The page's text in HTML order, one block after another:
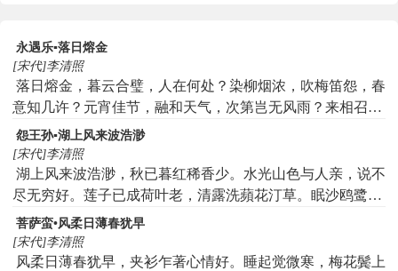
永遇乐▪落日熔金
[宋代]李清照
落日熔金，暮云合璧，人在何处？染柳烟浓，吹梅笛怨，春
意知几许？元宵佳节，融和天气，次第岂无风雨？来相召，
香车宝马，谢他酒朋诗侣。中州盛日，闺门多暇，记得偏重
三五，铺翠冠儿，捻金雪柳，簇带争济楚，如今憔悴，风鬟
霜鬓，怕见夜间出去。不如向，帘儿底下，听人笑语。
怨王孙▪湖上风来波浩渺
[宋代]李清照
湖上风来波浩渺，秋已暮红稀香少。水光山色与人亲，说不
尽无穷好。莲子已成荷叶老，清露洗蘋花汀草。眠沙鸥鹭不
回头，似也恨人归早。
菩萨蛮•风柔日薄春犹早
[宋代]李清照
风柔日薄春犹早，夹衫乍著心情好。睡起觉微寒，梅花鬓上